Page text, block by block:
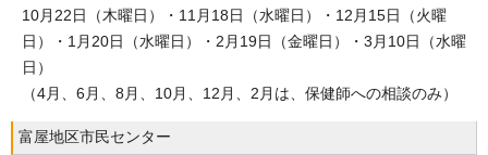
10月22日（木曜日）・11月18日（水曜日）・12月15日（火曜
日）・1月20日（水曜日）・2月19日（金曜日）・3月10日（水曜
日）
（4月、6月、8月、10月、12月、2月は、保健師への相談のみ）
富屋地区市民センター